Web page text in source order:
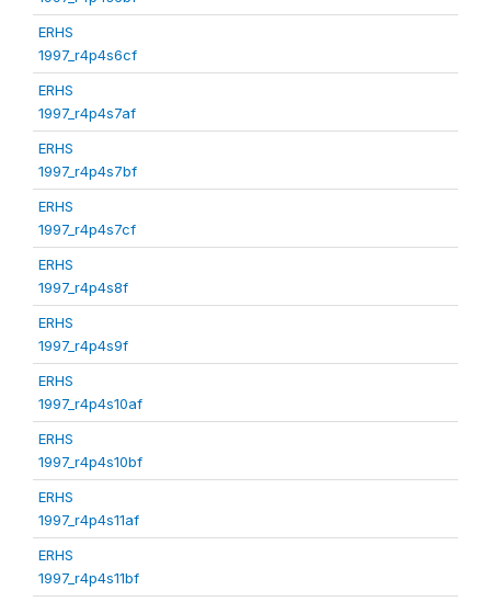
ERHS
1997_r4p4s6cf
ERHS
1997_r4p4s7af
ERHS
1997_r4p4s7bf
ERHS
1997_r4p4s7cf
ERHS
1997_r4p4s8f
ERHS
1997_r4p4s9f
ERHS
1997_r4p4s10af
ERHS
1997_r4p4s10bf
ERHS
1997_r4p4s11af
ERHS
1997_r4p4s11bf